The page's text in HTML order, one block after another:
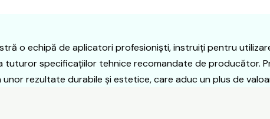
o echipă de aplicatori profesioniști, instruiți pentru
tuturor specificațiilor tehnice recomandate de producător.
rezultate durabile și estetice, care aduc un plus de